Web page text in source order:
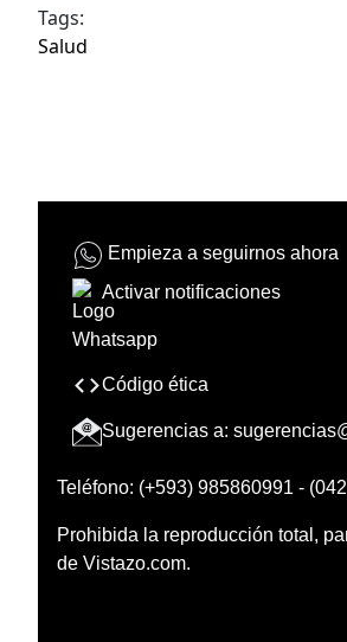
Tags:
Salud
Empieza a seguirnos ahora
Activar notificaciones
Código ética
Sugerencias a:
Teléfono: (+593) 985860991 -
Prohibida la reproducción total,
de Vistazo.com.